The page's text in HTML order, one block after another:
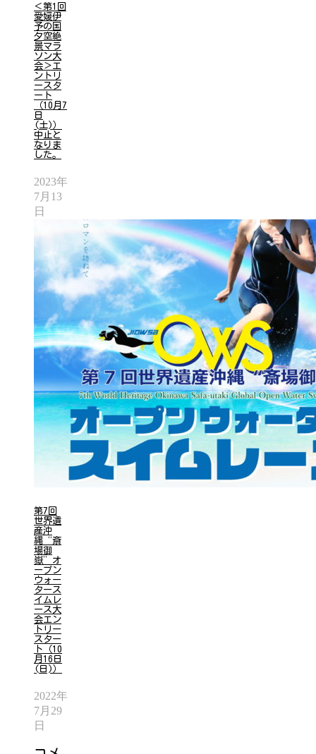
＜第1回
愛媛伊
予の国
夕空絶
景マラ
ソン大
会＞エ
ントリ
ースタ
ート
（10月7
日
(土)）
中止と
なりま
した。
2023年
7月13
日
第7回
世界遺
産沖
縄“斎
場御
嶽”オ
ープン
ウォー
タース
イムレ
ース大
会エン
トリー
スター
ト（10
月16日
(日)）
2022年
7月29
日